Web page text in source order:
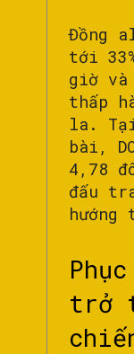
Đồng
tới
giờ và
thấp
la.
bài,
4,78
đấu
hướng
trở